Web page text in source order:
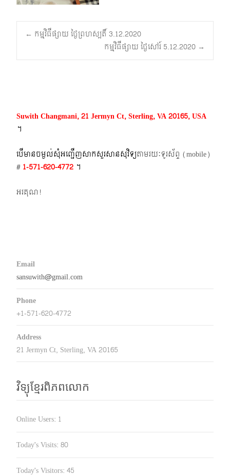
Post
navigation
← កម្មវិធីផ្សាយ ថ្ងៃព្រហស្បតិ៍ 3.12.2020
កម្មវិធីផ្សាយ ថ្ងៃសៅរ៍ 5.12.2020 →
Suwith Changmani, 21 Jermyn Ct, Sterling, VA 20165, USA
។​
បើមានចម្ងល់​សុំអញ្ជើញសាកសួរសានសុវិទ្យតាមរយៈទូរស័ព្ទ​ (mobile)​
# 1-571-620-4772​ ។
អរគុណ!
Email
sansuwith@gmail.com
Phone
+1-571-620-4772
Address
21 Jermyn Ct, Sterling, VA 20165
វិទ្យុខ្មែរពិភពលោក
Online Users: 1
Today's Visits: 80
Today's Visitors: 45